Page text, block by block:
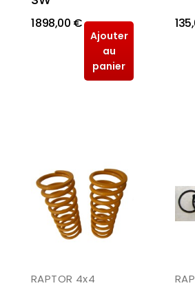
1 898,00 €
Ajouter
au
panier
RAPTOR 4x4